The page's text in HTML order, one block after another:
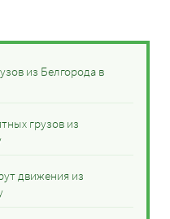
из Белгорода в
грузов из
движения из